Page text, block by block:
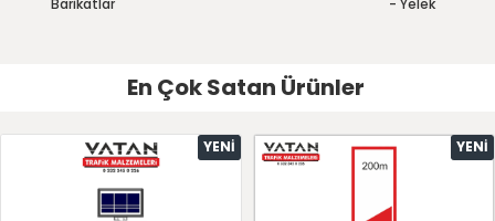
Barikatlar
- Yelek
En Çok Satan Ürünler
YENI YENI